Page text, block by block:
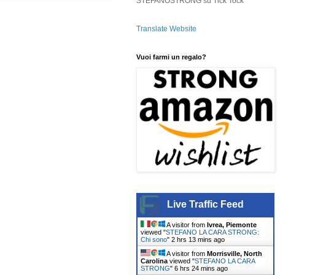
Translate Website
Vuoi farmi un regalo?
Live Traffic Feed
A visitor from Ivrea, Piemonte
viewed "STEFANO LA CARA STRONG:
Chi sono" 2 hrs 13 mins ago
A visitor from Morrisville, North
Carolina viewed "STEFANO LA CARA
STRONG" 6 hrs 24 mins ago